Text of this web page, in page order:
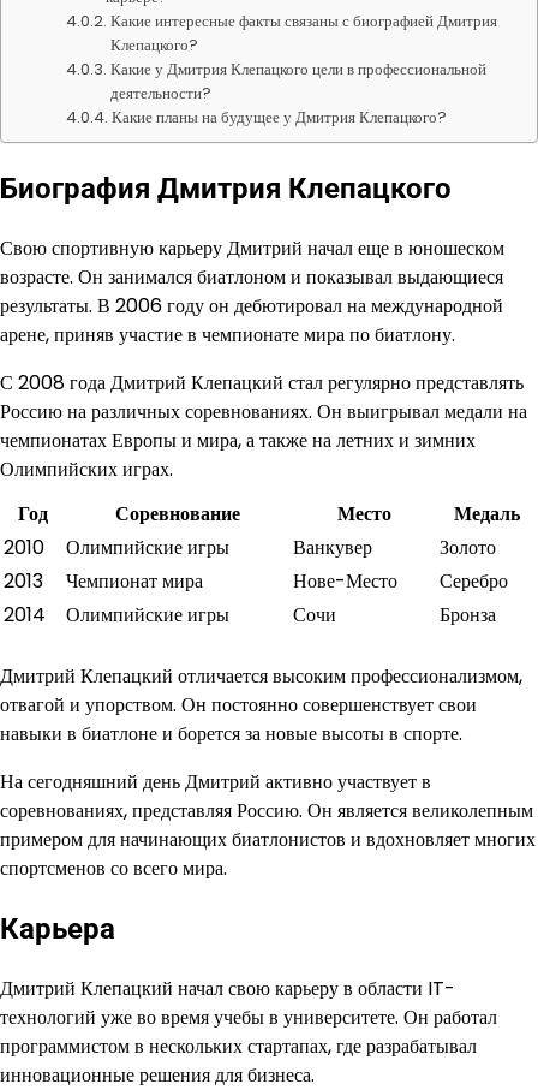
Какие интересные факты связаны с биографией Дмитрия
Клепацкого?
Какие у Дмитрия Клепацкого цели в профессиональной
деятельности?
Какие планы на будущее у Дмитрия Клепацкого?
Биография Дмитрия Клепацкого
Свою спортивную карьеру Дмитрий начал еще в юношеском
возрасте. Он занимался биатлоном и показывал выдающиеся
результаты. В 2006 году он дебютировал на международной
арене, приняв участие в чемпионате мира по биатлону.
С 2008 года Дмитрий Клепацкий стал регулярно представлять
Россию на различных соревнованиях. Он выигрывал медали на
чемпионатах Европы и мира, а также на летних и зимних
Олимпийских играх.
Год
Соревнование Место
Медаль
2010
Олимпийские игры Ванкувер
Золото
2013
Чемпионат мира Нове-Место
Серебро
2014
Олимпийские игры Сочи Бронза
Дмитрий Клепацкий отличается высоким профессионализмом,
отвагой и упорством. Он постоянно совершенствует свои
навыки в биатлоне и борется за новые высоты в спорте.
На сегодняшний день Дмитрий активно участвует в
соревнованиях, представляя Россию. Он является великолепным
примером для начинающих биатлонистов и вдохновляет многих
спортсменов со всего мира.
Карьера
Дмитрий Клепацкий начал свою карьеру в области IT-
технологий уже во время учебы в университете. Он работал
программистом в нескольких стартапах, где разрабатывал
инновационные решения для бизнеса.